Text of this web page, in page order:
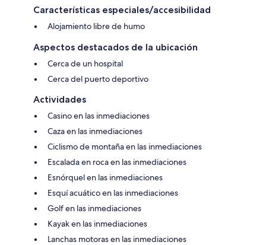
Características especiales/accesibilidad
Alojamiento libre de humo
Aspectos destacados de la ubicación
Cerca de un hospital
Cerca del puerto deportivo
Actividades
Casino en las inmediaciones
Caza en las inmediaciones
Ciclismo de montaña en las inmediaciones
Escalada en roca en las inmediaciones
Esnórquel en las inmediaciones
Esquí acuático en las inmediaciones
Golf en las inmediaciones
Kayak en las inmediaciones
Lanchas motoras en las inmediaciones